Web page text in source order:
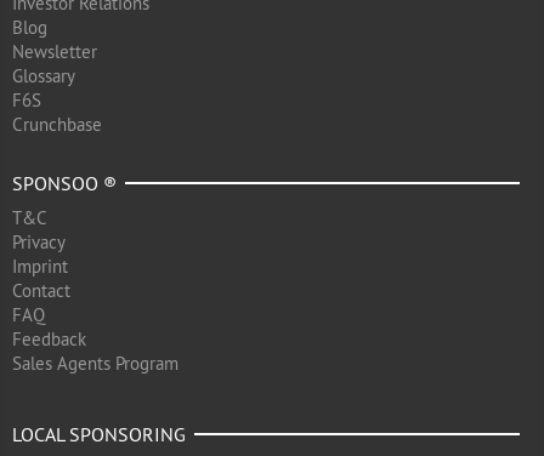
Blog
Newsletter
Glossary
F6S
Crunchbase
SPONSOO ®
T&C
Privacy
Imprint
Contact
FAQ
Feedback
Sales Agents Program
LOCAL SPONSORING